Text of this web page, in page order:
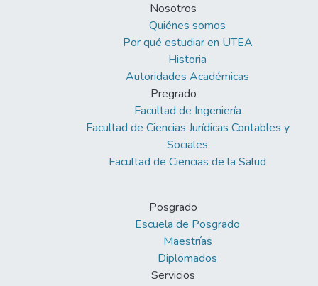
Nosotros
Quiénes somos
Por qué estudiar en UTEA
Historia
Autoridades Académicas
Pregrado
Facultad de Ingeniería
Facultad de Ciencias Jurídicas Contables y
Sociales
Facultad de Ciencias de la Salud
Posgrado
Escuela de Posgrado
Maestrías
Diplomados
Servicios